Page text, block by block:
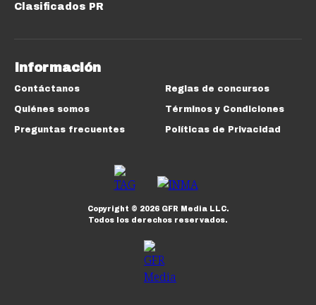
Clasificados PR
Información
Contáctanos
Quiénes somos
Preguntas frecuentes
Reglas de concursos
Términos y Condiciones
Políticas de Privacidad
Copyright © 2026GFR Media LLC.
Todos los derechos reservados.